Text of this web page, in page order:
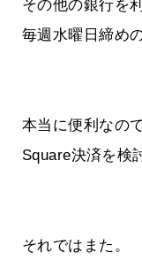
その他の銀行を
毎週水曜日締め
本当に便利なの
Square決済を検
それではまた。